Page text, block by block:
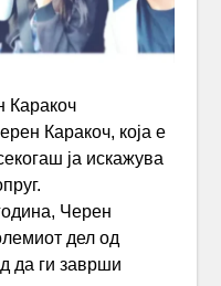
Каракоч
Каракоч, која е
ја искажува
Черен
дел од
да ги заврши